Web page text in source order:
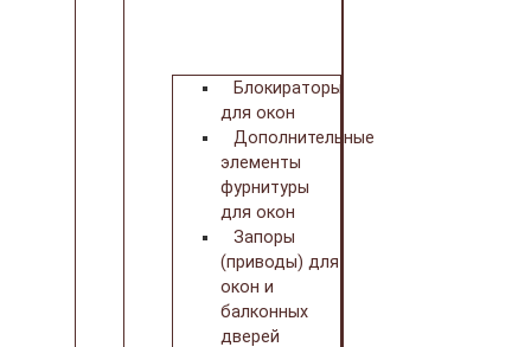
Блокираторы
для окон
Дополнительные
элементы
фурнитуры
для окон
Запоры
(приводы) для
окон и
балконных
дверей